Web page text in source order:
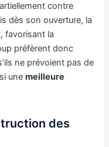
contre
dès son ouverture, la
favorisant la
préfèrent donc
ne prévoient pas de
unemeilleure
des